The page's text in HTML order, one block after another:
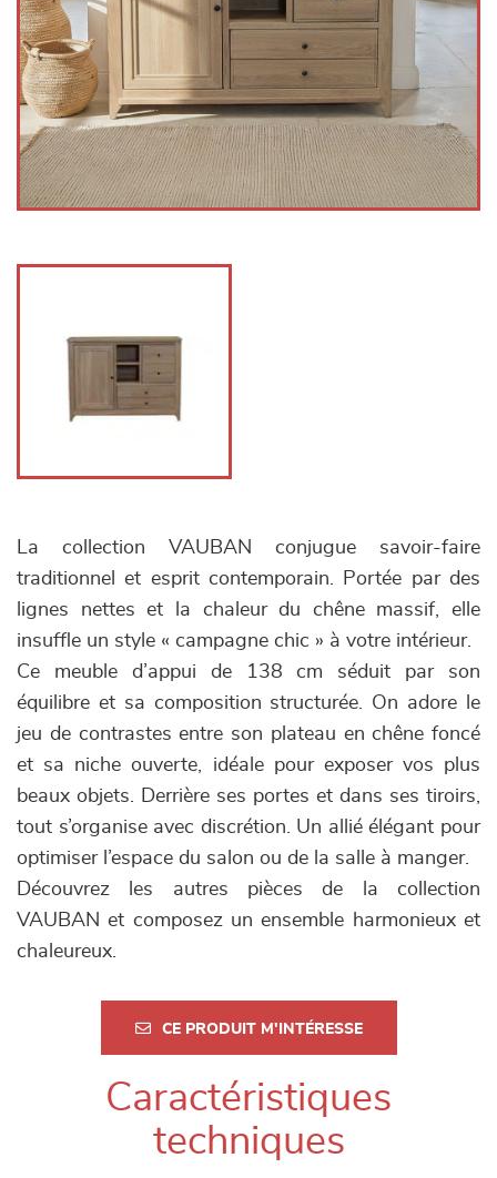
La collection VAUBAN conjugue savoir-faire
traditionnel et esprit contemporain. Portée par des
lignes nettes et la chaleur du chêne massif, elle
insuffle un style « campagne chic » à votre intérieur.
Ce meuble d’appui de 138 cm séduit par son
équilibre et sa composition structurée. On adore le
jeu de contrastes entre son plateau en chêne foncé
et sa niche ouverte, idéale pour exposer vos plus
beaux objets. Derrière ses portes et dans ses tiroirs,
tout s’organise avec discrétion. Un allié élégant pour
optimiser l’espace du salon ou de la salle à manger.
Découvrez les autres pièces de la collection
VAUBAN et composez un ensemble harmonieux et
chaleureux.
CE PRODUIT M'INTÉRESSE
Caractéristiques
techniques